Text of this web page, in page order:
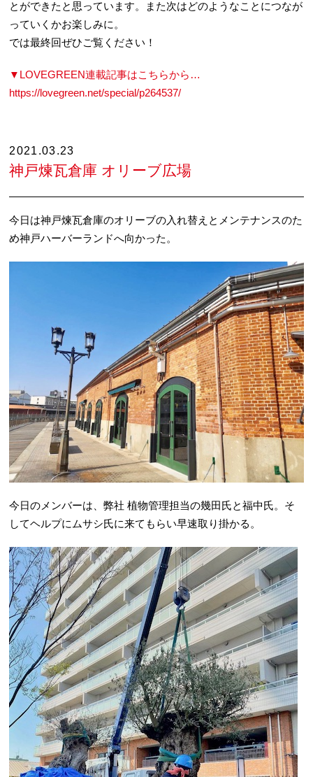
とができたと思っています。また次はどのようなことにつなが
っていくかお楽しみに。
では最終回ぜひご覧ください！
▼LOVEGREEN連載記事はこちらから…
https://lovegreen.net/special/p264537/
2021.03.23
神戸煉瓦倉庫 オリーブ広場
今日は神戸煉瓦倉庫のオリーブの入れ替えとメンテナンスのた
め神戸ハーバーランドへ向かった。
今日のメンバーは、弊社 植物管理担当の幾田氏と福中氏。そ
してヘルプにムサシ氏に来てもらい早速取り掛かる。